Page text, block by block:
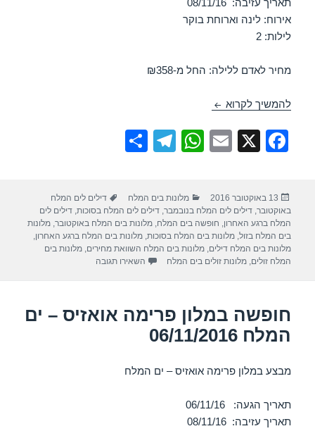
אירוח: לינה וארוחת בוקר
לילות: 2
מחיר לאדם ללילה: החל מ-₪358
להמשיך לקרוא חופשה במלון ישרוטל גנים – ים המלח 06/11/2016
F
e
b
o
X
E
W
s
A
p
T
gr
a
m
e
פורסם
בתאריך
13 באוקטובר 2016 קטגוריות
מלונות בים המלח תגיות
דילים לים המלח
באוקטובר,דילים לים המלח בנובמבר,דילים לים המלח בסוכות,דילים לים
המלח ברגע האחרון, חופשה בים המלח,מלונות בים המלח באוקטובר,מלונות
בים המלח בזול,מלונות בים המלח בסוכות,מלונות בים המלח ברגע האחרון,
מלונות בים המלח דילים,מלונות בים המלח השוואת מחירים,מלונות בים
המלח זולים,מלונות זולים בים המלח השאירו תגובה
חופשה במלון פרימה אואזיס – ים
המלח 06/11/2016
מבצע במלון פרימה אואזיס – ים המלח
תאריך הגעה: 06/11/16
תאריך עזיבה: 08/11/16